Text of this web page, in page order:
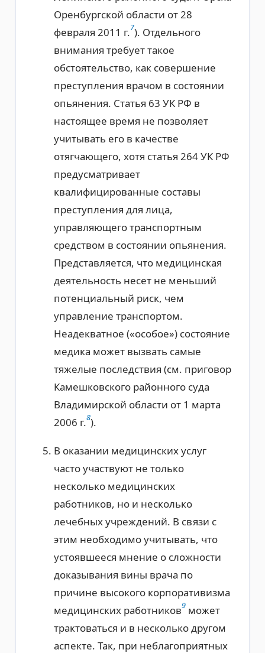
Оренбургской области от 28
февраля 2011 г.7). Отдельного
внимания требует такое
обстоятельство, как совершение
преступления врачом в состоянии
опьянения. Статья 63 УК РФ в
настоящее время не позволяет
учитывать его в качестве
отягчающего, хотя статья 264 УК РФ
предусматривает
квалифицированные составы
преступления для лица,
управляющего транспортным
средством в состоянии опьянения.
Представляется, что медицинская
деятельность несет не меньший
потенциальный риск, чем
управление транспортом.
Неадекватное («особое») состояние
медика может вызвать самые
тяжелые последствия (см. приговор
Камешковского районного суда
Владимирской области от 1 марта
2006 г.8).
В оказании медицинских услуг
часто участвуют не только
несколько медицинских
работников, но и несколько
лечебных учреждений. В связи с
этим необходимо учитывать, что
устоявшееся мнение о сложности
доказывания вины врача по
причине высокого корпоративизма
медицинских работников9 может
трактоваться и в несколько другом
аспекте. Так, при неблагоприятных